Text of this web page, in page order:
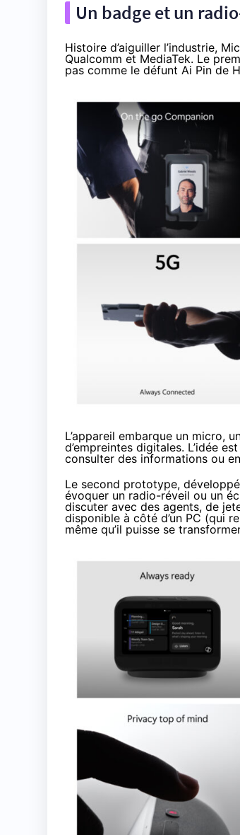
Un badge et un
Histoire d’aiguiller l’industrie,
Qualcomm et MediaTek. Le
pas comme le défunt Ai Pin de
L’appareil embarque un micro,
d’empreintes digitales. L’idée
consulter des informations ou
Le second prototype,
évoquer un radio-réveil ou un
discuter avec des agents, de
disponible à côté d’un PC (qui
même qu’il puisse se